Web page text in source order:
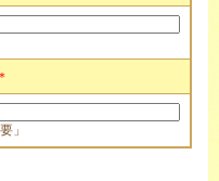
＊
」